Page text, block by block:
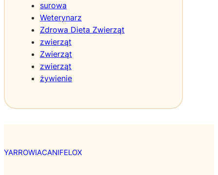
i
a
n
y
surowa
Weterynarz
Zdrowa Dieta Zwierząt
zwierząt
Zwierząt
zwierząt
żywienie
YARROWIACANIFELOX